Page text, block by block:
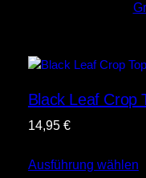
Black Leaf Crop
14,95 €
Ausführung wählen